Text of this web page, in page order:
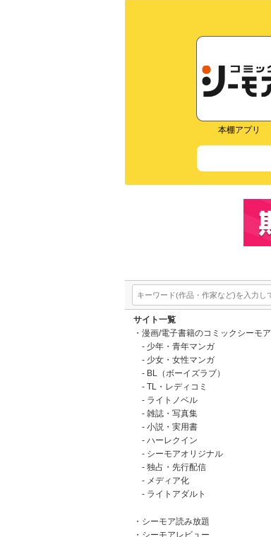
本棚アプリ
サイト一覧
漫画/電子書籍のコミックシーモア
少年・青年マンガ
少女・女性マンガ
BL（ボーイズラブ）
TL・レディコミ
ライトノベル
雑誌・写真集
小説・実用書
ハーレクイン
シーモアオリジナル
独占・先行配信
メディア化
ライトアダルト
シーモア読み放題